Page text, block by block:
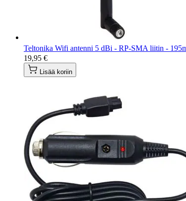
Teltonika Wifi antenni 5 dBi - RP-SMA liitin -
19,95 €
Lisää koriin